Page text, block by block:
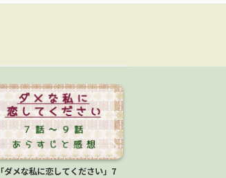
「ダメな私に恋してください」7